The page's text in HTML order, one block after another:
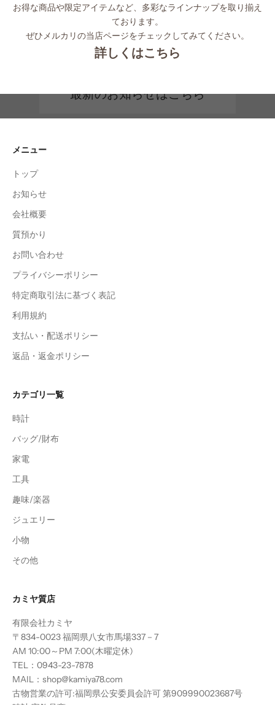
お得な商品や限定アイテムなど、多彩なラインナップを取り揃え
ております。
ぜひメルカリの当店ページをチェックしてみてください。
詳しくはこちら
最新のお知らせはこちら
メニュー
トップ
お知らせ
会社概要
質預かり
お問い合わせ
プライバシーポリシー
特定商取引法に基づく表記
利用規約
支払い・配送ポリシー
返品・返金ポリシー
カテゴリ一覧
時計
バッグ/財布
家電
工具
趣味/楽器
ジュエリー
小物
その他
カミヤ質店
有限会社カミヤ
〒834-0023 福岡県八女市馬場337－7
AM 10:00～PM 7:00(木曜定休)
TEL：0943-23-7878
MAIL：shop@kamiya78.com
古物営業の許可:福岡県公安委員会許可 第909990023687号